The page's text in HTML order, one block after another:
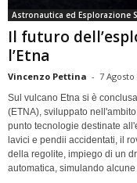
Astronautica ed Esplorazione
Il futuro
l’Etna
Vincenzo Pettina - 7 Agosto
Sul vulcano Etna si è
(ETNA), sviluppato
punto tecnologie destinate
lavici e pendii accidentati, il
della regolite, impiego di un
automatica, simulando